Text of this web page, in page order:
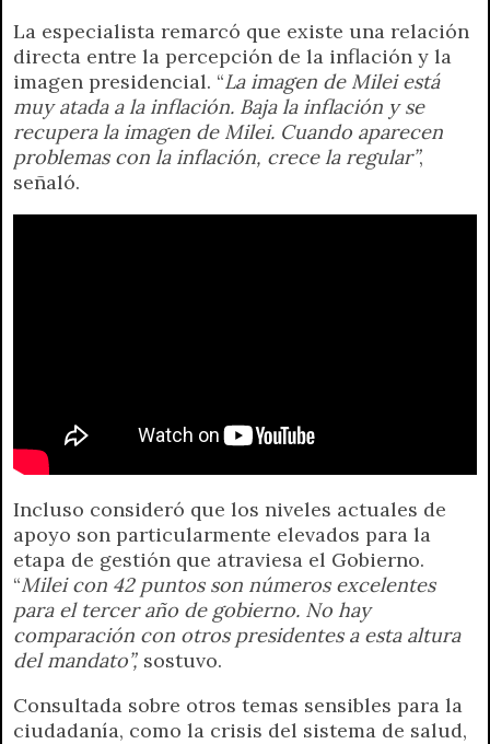
La especialista remarcó que existe una relación
directa entre la percepción de la inflación y la
imagen presidencial. “La imagen de Milei está
muy atada a la inflación. Baja la inflación y se
recupera la imagen de Milei. Cuando aparecen
problemas con la inflación, crece la regular”,
señaló.
Incluso consideró que los niveles actuales de
apoyo son particularmente elevados para la
etapa de gestión que atraviesa el Gobierno.
“Milei con 42 puntos son números excelentes
para el tercer año de gobierno. No hay
comparación con otros presidentes a esta altura
del mandato”, sostuvo.
Consultada sobre otros temas sensibles para la
ciudadanía, como la crisis del sistema de salud,